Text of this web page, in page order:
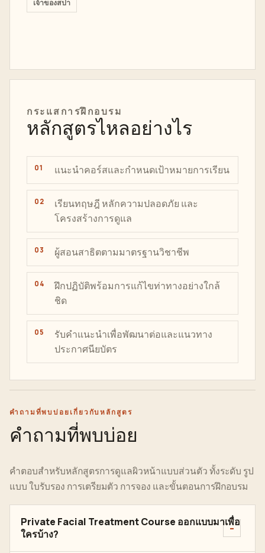
เจ้าของสปา
กระแสการฝึกอบรม
หลักสูตรไหลอย่างไร
แนะนำคอร์สและกำหนดเป้าหมายการเรียน
เรียนทฤษฎี หลักความปลอดภัย และ
โครงสร้างการดูแล
ผู้สอนสาธิตตามมาตรฐานวิชาชีพ
ฝึกปฏิบัติพร้อมการแก้ไขท่าทางอย่างใกล้
ชิด
รับคำแนะนำเพื่อพัฒนาต่อและแนวทาง
ประกาศนียบัตร
คำถามที่พบบ่อยเกี่ยวกับหลักสูตร
คำถามที่พบบ่อย
คำตอบสำหรับหลักสูตรการดูแลผิวหน้าแบบส่วนตัว ทั้งระดับ รูป
แบบ ใบรับรอง การเตรียมตัว การจอง และขั้นตอนการฝึกอบรม
Private Facial Treatment Course ออกแบบมาเพื่อ
ใครบ้าง?